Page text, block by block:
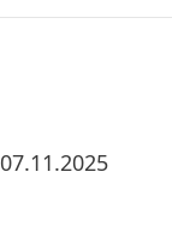
07.11.2025